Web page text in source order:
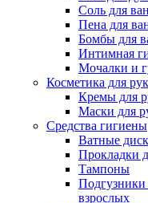
Соль для
Пена для
Бомбы для
Интимная
Мочалки и
Косметика для рук
Кремы для
Маски для
Средства гигиены
Ватные
Прокладки
Тампоны
Подгузники
взрослых